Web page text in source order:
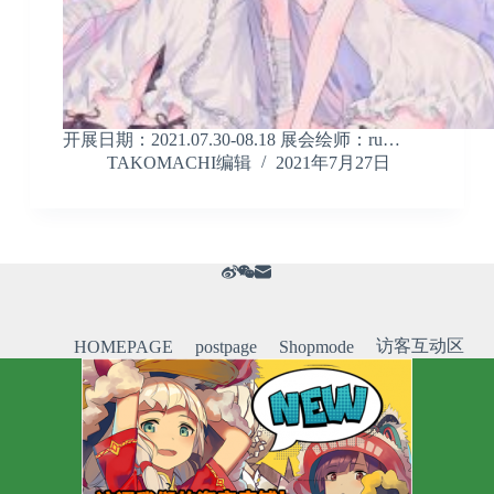
开展日期：2021.07.30-08.18 展会绘师：ru…
TAKOMACHI编辑
2021年7月27日
HOMEPAGE postpage Shopmode 访客互动区